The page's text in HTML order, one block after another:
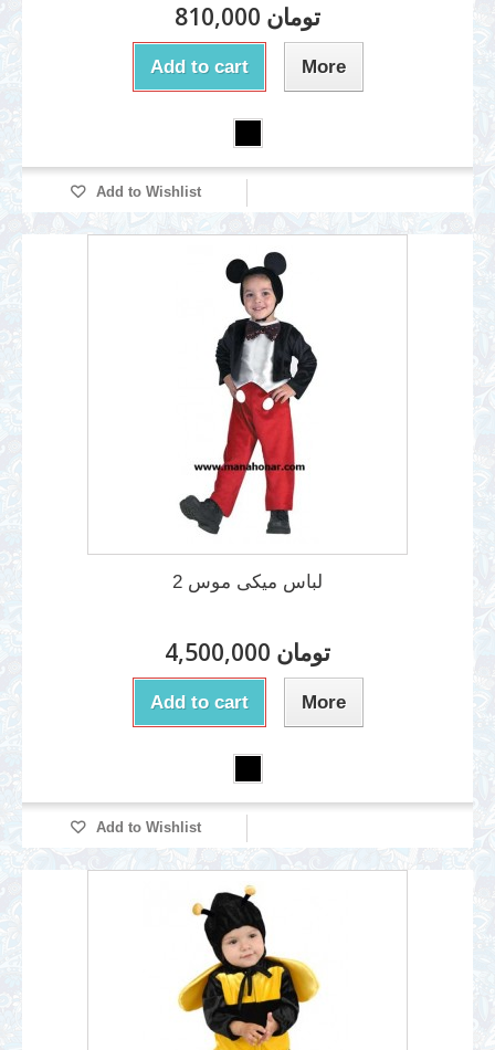
810,000 تومان
Add to cart More
Add to Wishlist
لباس میکی موس 2
4,500,000 تومان
Add to cart More
Add to Wishlist